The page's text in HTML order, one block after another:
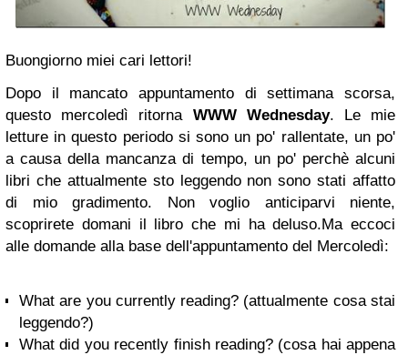
Buongiorno miei cari lettori!
Dopo il mancato appuntamento di settimana scorsa,
questo mercoledì ritorna WWW Wednesday. Le mie
letture in questo periodo si sono un po' rallentate, un po'
a causa della mancanza di tempo, un po' perchè alcuni
libri che attualmente sto leggendo non sono stati affatto
di mio gradimento. Non voglio anticiparvi niente,
scoprirete domani il libro che mi ha deluso.Ma eccoci
alle domande alla base dell'appuntamento del Mercoledì:
What are you currently reading? (attualmente cosa stai
leggendo?)
What did you recently finish reading? (cosa hai appena